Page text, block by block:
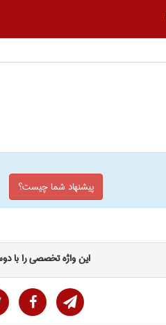
پیشنهاد شما چیست؟
این واژه تخصصی را با